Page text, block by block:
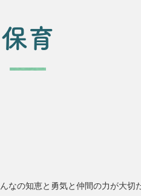
保育
の知恵と勇気と仲間の力が大切